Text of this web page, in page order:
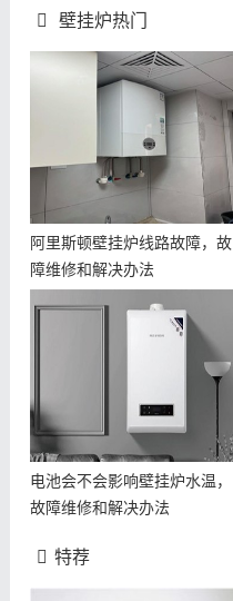
壁挂炉热门
阿里斯顿壁挂炉线路故障，故
障维修和解决办法
电池会不会影响壁挂炉水温，
故障维修和解决办法
特荐